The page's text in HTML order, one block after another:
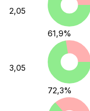
2,05
61,9%
3,05
72,3%